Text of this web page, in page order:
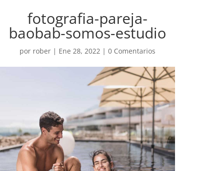
fotografia-pareja-
baobab-somos-estudio
por rober | Ene 28, 2022 |0 Comentarios